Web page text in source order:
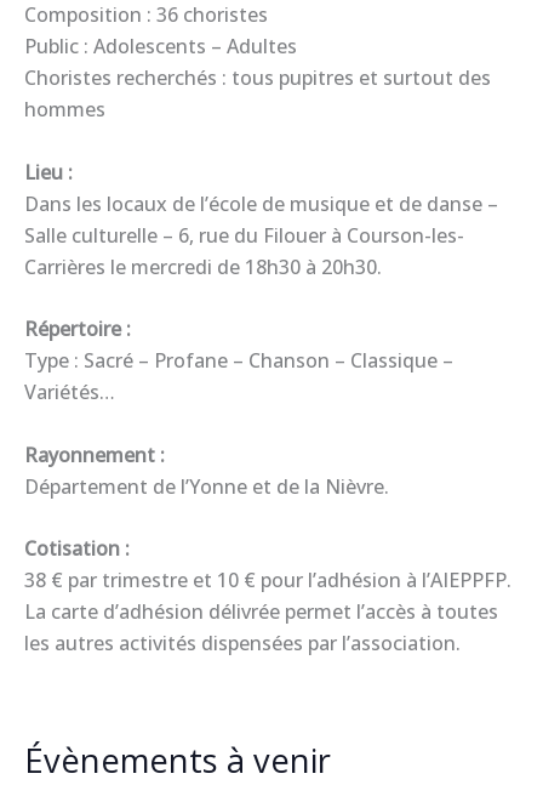
Composition : 36 choristes
Public : Adolescents – Adultes
Choristes recherchés : tous pupitres et surtout des
hommes
Lieu :
Dans les locaux de l’école de musique et de danse –
Salle culturelle – 6, rue du Filouer à Courson-les-
Carrières le mercredi de 18h30 à 20h30.
Répertoire :
Type : Sacré – Profane – Chanson – Classique –
Variétés…
Rayonnement :
Département de l’Yonne et de la Nièvre.
Cotisation :
38 € par trimestre et 10 € pour l’adhésion à l’AIEPPFP.
La carte d’adhésion délivrée permet l’accès à toutes
les autres activités dispensées par l’association.
Évènements à venir